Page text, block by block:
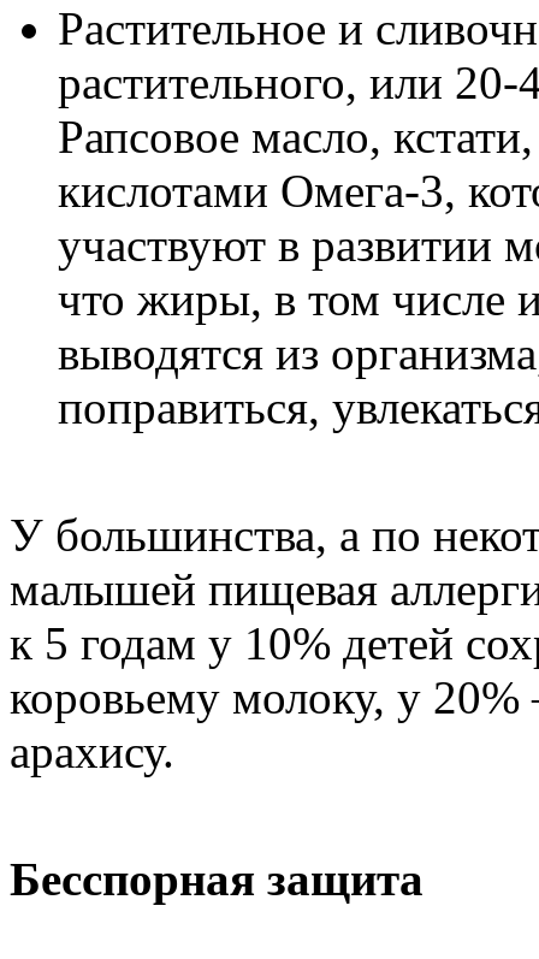
Растительное и
растительного, или 20-
Рапсовое масло,
кислотами Омега-3,
участвуют в развитии
что жиры, в том числе
выводятся из
поправиться,
У большинства, а по
малышей пищевая
к 5 годам у 10% детей
коровьему молоку, у
арахису.
Бесспорная защита